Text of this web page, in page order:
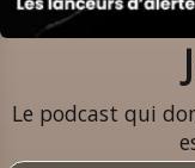
Le podcast qui